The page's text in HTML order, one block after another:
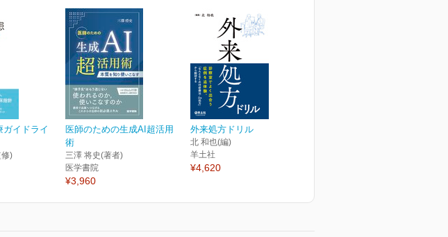
ガイドライ
修)
医師のための生成AI超活用
術
三澤 将史(著者)
医学書院
¥3,960
外来処方ドリル
北 和也(編)
羊土社
¥4,620